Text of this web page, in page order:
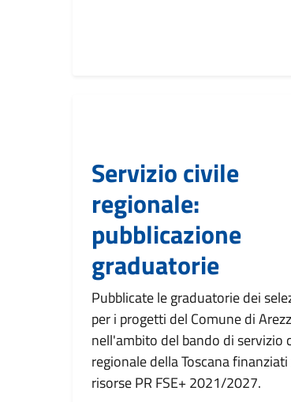
Servizio civile
regionale:
pubblicazione
graduatorie
Pubblicate le graduatorie dei
per i progetti del Comune di
nell'ambito del bando di servizio
regionale della Toscana
risorse PR FSE+ 2021/2027.